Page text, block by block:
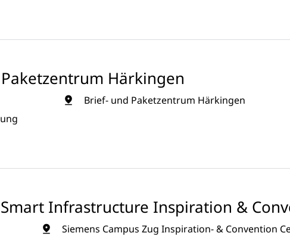
Härkingen
Brief- und Paketzentrum Härkingen
Smart Infrastructure Inspiration &
Siemens Campus Zug Inspiration- & Convention